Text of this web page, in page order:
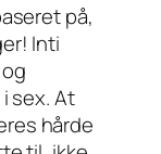
på,
Inti
sex. At
hårde